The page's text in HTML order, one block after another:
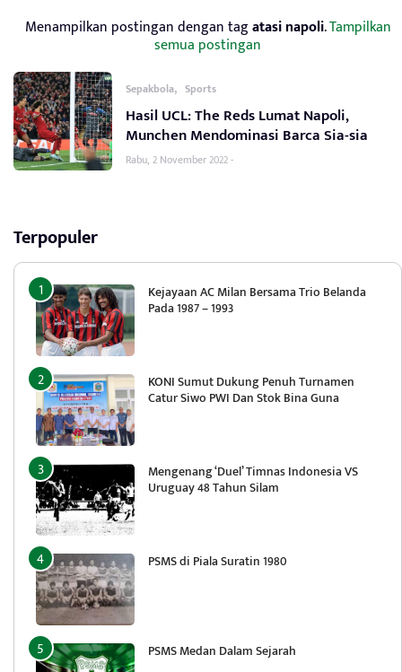
Menampilkan postingan dengan tagatasi napoli.Tampilkan
semua postingan
Sepakbola, Sports
Hasil UCL: The Reds Lumat Napoli,
Munchen Mendominasi Barca Sia-sia
Rabu, 2 November 2022 -
Terpopuler
Kejayaan AC Milan Bersama Trio Belanda
Pada 1987 – 1993
KONI Sumut Dukung Penuh Turnamen
Catur Siwo PWI Dan Stok Bina Guna
Mengenang ‘Duel’ Timnas Indonesia VS
Uruguay 48 Tahun Silam
PSMS di Piala Suratin 1980
PSMS Medan Dalam Sejarah